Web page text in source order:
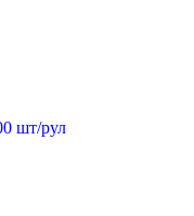
шт/рул